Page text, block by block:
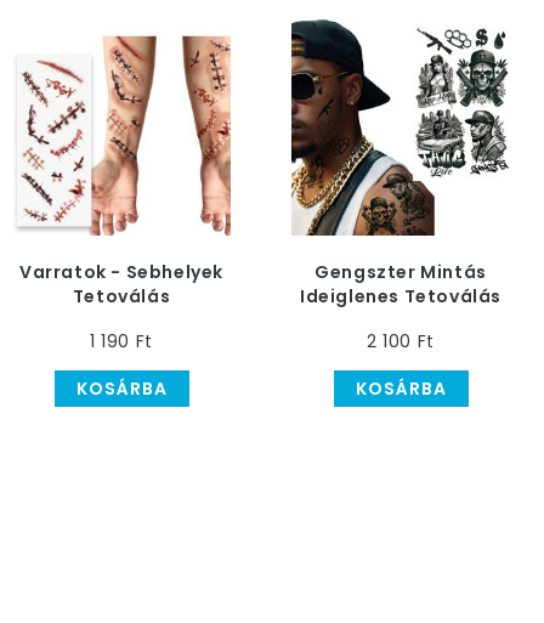
Varratok - Sebhelyek
Tetoválás
1 190 Ft
KOSÁRBA
Gengszter Mintás
Ideiglenes Tetoválás
2 100 Ft
KOSÁRBA